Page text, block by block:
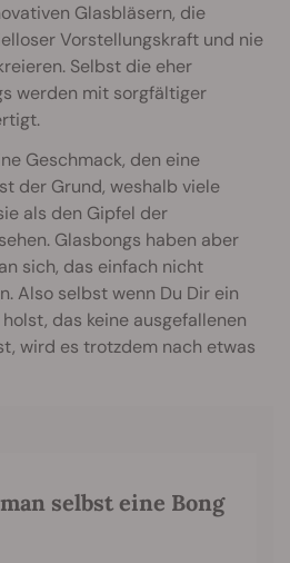
Glasbläsern, die
Vorstellungskraft und nie
Selbst die eher
werden mit sorgfältiger
Geschmack, den eine
der Grund, weshalb viele
als den Gipfel der
Glasbongs haben aber
sich, das einfach nicht
Also selbst wenn Du Dir ein
das keine ausgefallenen
wird es trotzdem nach etwas
selbst eine Bong